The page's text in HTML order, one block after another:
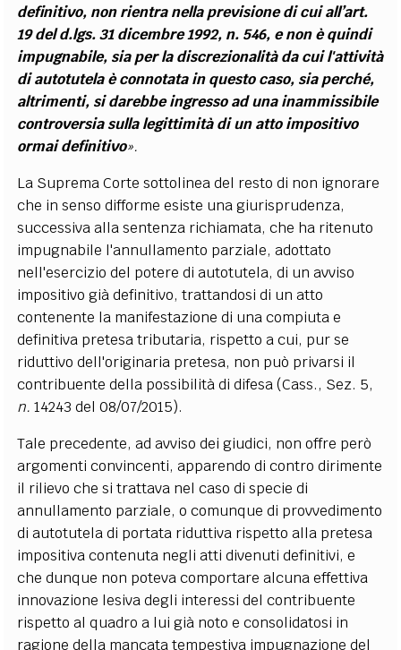
definitivo, non rientra nella previsione di cui all’art.
19 del d.lgs. 31 dicembre 1992, n. 546, e non è quindi
impugnabile, sia per la discrezionalità da cui l'attività
di autotutela è connotata in questo caso, sia perché,
altrimenti, si darebbe ingresso ad una inammissibile
controversia sulla legittimità di un atto impositivo
ormai definitivo».
La Suprema Corte sottolinea del resto di non ignorare
che in senso difforme esiste una giurisprudenza,
successiva alla sentenza richiamata, che ha ritenuto
impugnabile l'annullamento parziale, adottato
nell'esercizio del potere di autotutela, di un avviso
impositivo già definitivo, trattandosi di un atto
contenente la manifestazione di una compiuta e
definitiva pretesa tributaria, rispetto a cui, pur se
riduttivo dell'originaria pretesa, non può privarsi il
contribuente della possibilità di difesa (Cass., Sez. 5,
n.14243 del 08/07/2015).
Tale precedente, ad avviso dei giudici, non offre però
argomenti convincenti, apparendo di contro dirimente
il rilievo che si trattava nel caso di specie di
annullamento parziale, o comunque di provvedimento
di autotutela di portata riduttiva rispetto alla pretesa
impositiva contenuta negli atti divenuti definitivi, e
che dunque non poteva comportare alcuna effettiva
innovazione lesiva degli interessi del contribuente
rispetto al quadro a lui già noto e consolidatosi in
ragione della mancata tempestiva impugnazione del